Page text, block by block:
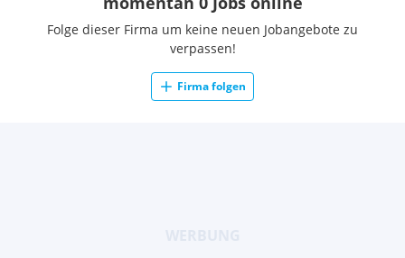
Folge dieser Firma um keine neuen Jobangebote zu
verpassen!
Firma folgen